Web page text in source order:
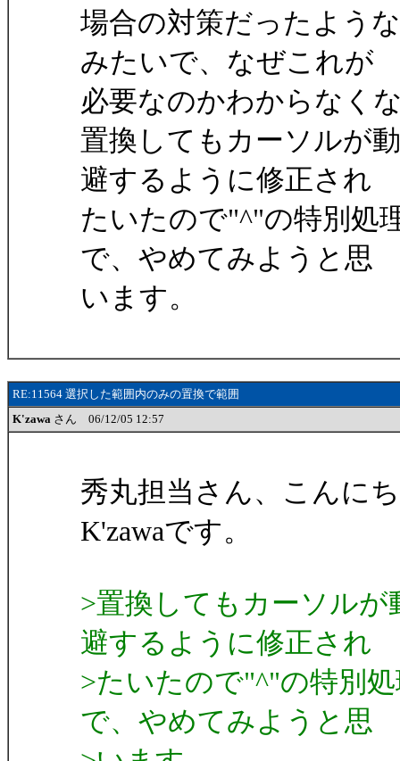
場合の対策だったよう
みたいで、なぜこれが
必要なのかわからなく
置換してもカーソルが
避するように修正され
たいたので"^"の特別処
で、やめてみようと思
います。
RE:11564 選択した範囲内のみの置換で範囲
K'zawa さん 06/12/05 12:57
秀丸担当さん、こんに
K'zawaです。
>置換してもカーソル
避するように修正され
>たいたので"^"の特別
で、やめてみようと思